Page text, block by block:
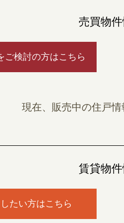
売買物
ご検討の方はこちら
現在、販売中の住戸
賃貸物
たい方はこちら